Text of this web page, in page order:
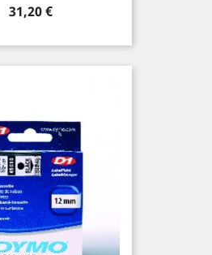
Preis
31,20 €